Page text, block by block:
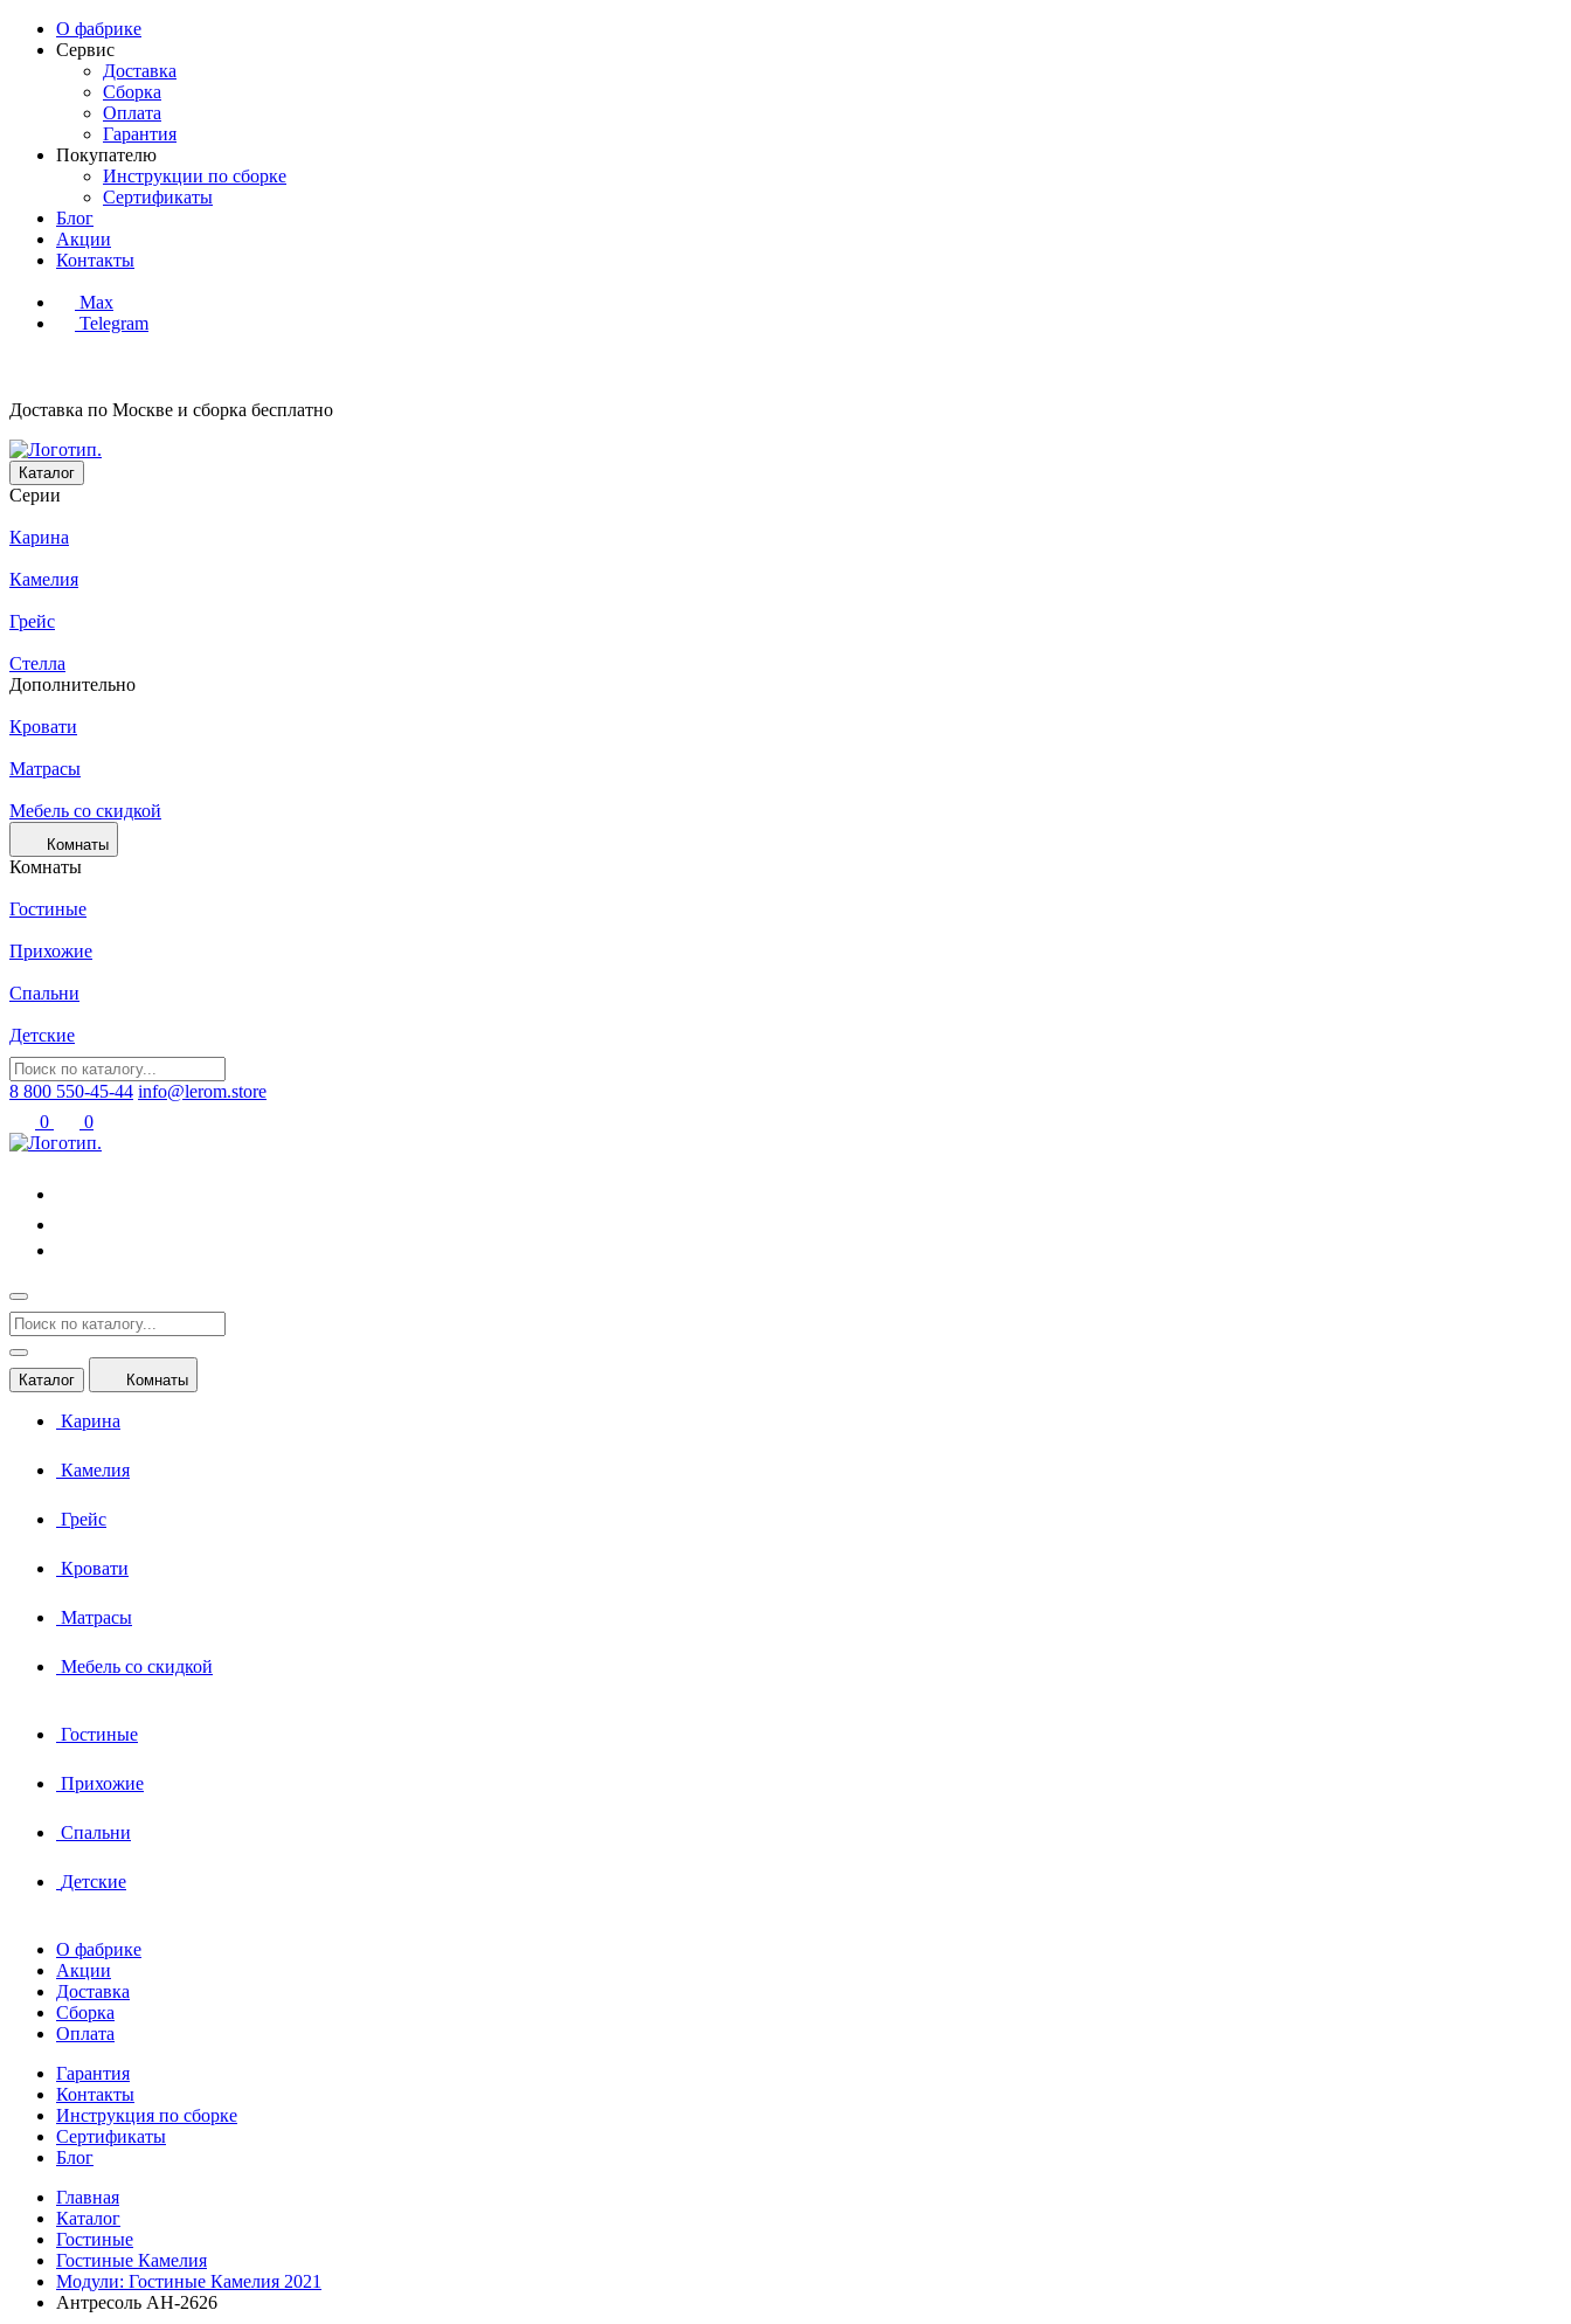
О фабрике
Сервис
Доставка
Сборка
Оплата
Гарантия
Покупателю
Инструкции по сборке
Сертификаты
Блог
Акции
Контакты
Max
Telegram
Доставка по Москве и сборка бесплатно
Каталог
Серии
Карина
Камелия
Грейс
Стелла
Дополнительно
Кровати
Матрасы
Мебель со скидкой
Комнаты
Комнаты
Гостиные
Прихожие
Спальни
Детские
8 800 550-45-44 info@lerom.store
0
0
Каталог Комнаты
Карина
Камелия
Грейс
Кровати
Матрасы
Мебель со скидкой
Гостиные
Прихожие
Спальни
Детские
О фабрике
Акции
Доставка
Сборка
Оплата
Гарантия
Контакты
Инструкция по сборке
Сертификаты
Блог
Главная
Каталог
Гостиные
Гостиные Камелия
Модули: Гостиные Камелия 2021
Антресоль АН-2626